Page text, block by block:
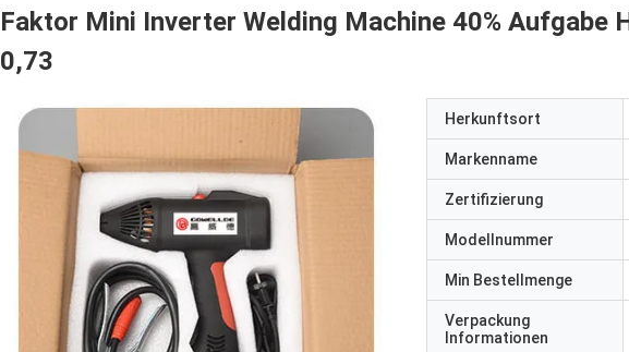
Faktor Mini Inverter Welding Machine 40% Aufgabe
0,73
Herkunftsort
Markenname
Zertifizierung
Modellnummer
Min Bestellmenge
Verpackung
Informationen